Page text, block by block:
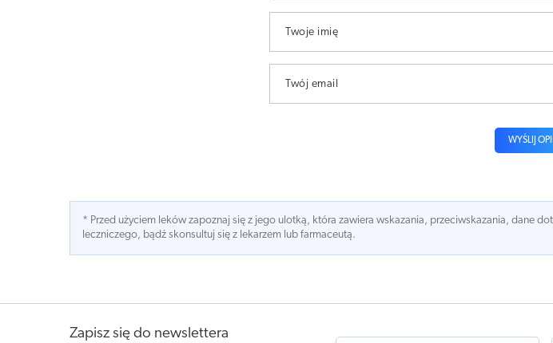
Twoje imię
Twój email
WYŚLIJ
* Przed użyciem leków zapoznaj się z jego ulotką, która zawiera wskazania, przeciwskazania, dane
leczniczego, bądź skonsultuj się z lekarzem lub farmaceutą.
Zapisz się do newslettera